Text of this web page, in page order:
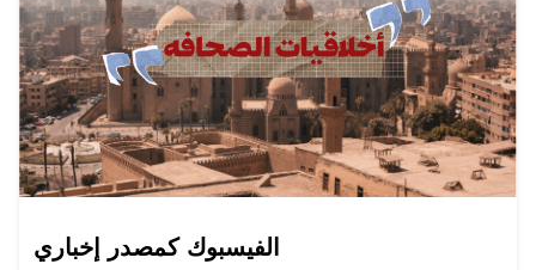
الفيسبوك كمصدر إخباري